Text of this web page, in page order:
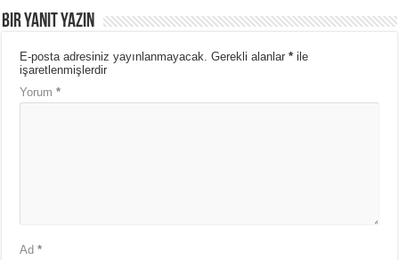
Bir yanıt yazın
E-posta adresiniz yayınlanmayacak. Gerekli alanlar* ile
işaretlenmişlerdir
Yorum*
Ad*